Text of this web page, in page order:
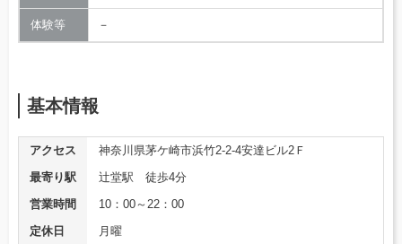
体験等 －
基本情報
アクセス
神奈川県茅ケ崎市浜竹2-2-4安達ビル2Ｆ
最寄り駅
辻堂駅 徒歩4分
営業時間
10：00～22：00
定休日
月曜